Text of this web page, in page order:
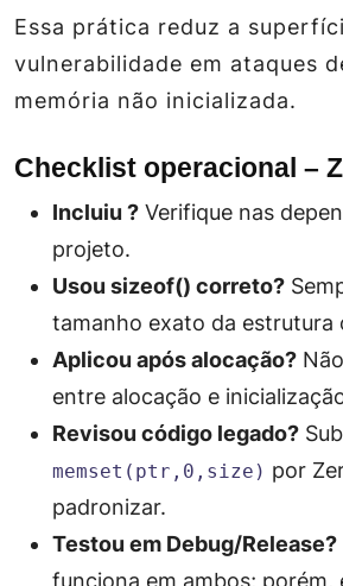
Essa prática reduz a
vulnerabilidade em ataques
memória não inicializada.
Checklist operacional –
Incluiu? Verifique nas
projeto.
Usou sizeof() correto?
tamanho exato da estrutura
Aplicou após alocação?
entre alocação e
Revisou código legado?
memset(ptr,0,size) por
padronizar.
Testou em Debug/Release?
funciona em ambos; porém,